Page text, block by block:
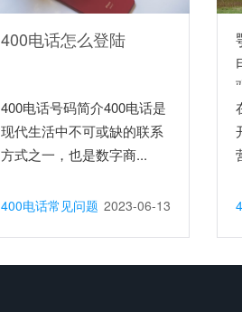
400电话怎么登陆
400电话号码简介400电话是
现代生活中不可或缺的联系
方式之一，也是数字商...
400电话常见问题 2023-06-13